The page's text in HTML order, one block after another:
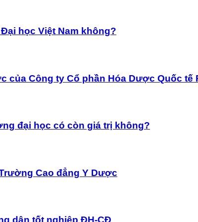
học Việt Nam không?
của Công ty Cổ phần Hóa Dược Quốc tế
đại học có còn giá trị không?
Cao đẳng Y Dược
dân tốt nghiệp ĐH-CĐ